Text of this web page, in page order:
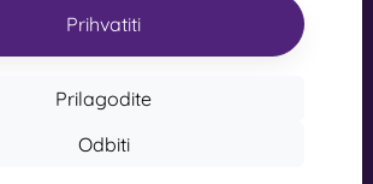
Prihvatiti
Prilagodite
Odbiti
izradom pretvaraju vaš telefon u modni
su izrađene od gume i silikona i
Lagerfeld, Guess, Marvel i Ferrari.